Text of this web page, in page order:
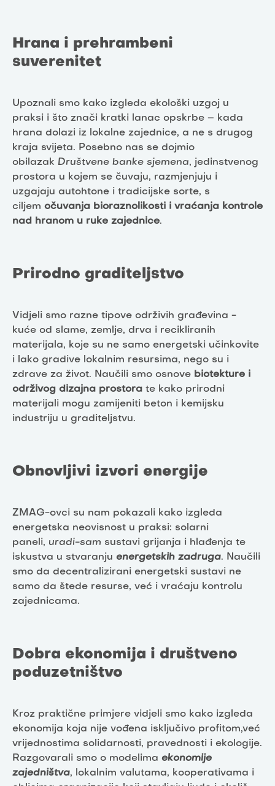
Hrana i prehrambeni
suverenitet
Upoznali smo kako izgleda ekološki uzgoj u
praksi i što znači kratki lanac opskrbe – kada
hrana dolazi iz lokalne zajednice, a ne s drugog
kraja svijeta. Posebno nas se dojmio
obilazak Društvene banke sjemena, jedinstvenog
prostora u kojem se čuvaju, razmjenjuju i
uzgajaju autohtone i tradicijske sorte, s
ciljem očuvanja bioraznolikosti i vraćanja kontrole
nad hranom u ruke zajednice.
Prirodno graditeljstvo
Vidjeli smo razne tipove održivih građevina -
kuće od slame, zemlje, drva i recikliranih
materijala, koje su ne samo energetski učinkovite
i lako gradive lokalnim resursima, nego su i
zdrave za život. Naučili smo osnove biotekture i
održivog dizajna prostora te kako prirodni
materijali mogu zamijeniti beton i kemijsku
industriju u graditeljstvu.
Obnovljivi izvori energije
ZMAG-ovci su nam pokazali kako izgleda
energetska neovisnost u praksi: solarni
paneli, uradi-sam sustavi grijanja i hlađenja te
iskustva u stvaranju energetskih zadruga. Naučili
smo da decentralizirani energetski sustavi ne
samo da štede resurse, već i vraćaju kontrolu
zajednicama.
Dobra ekonomija i društveno
poduzetništvo
Kroz praktične primjere vidjeli smo kako izgleda
ekonomija koja nije vođena isključivo profitom,već
vrijednostima solidarnosti, pravednosti i ekologije.
Razgovarali smo o modelima ekonomije
zajedništva, lokalnim valutama, kooperativama i